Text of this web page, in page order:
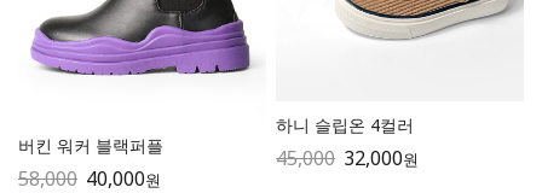
버킨 워커 블랙퍼플
58,000 40,000원
하니 슬립온 4컬러
45,000 32,000원